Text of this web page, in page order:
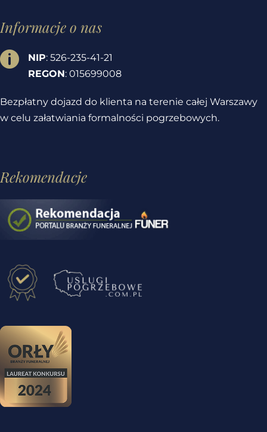
Informacje o nas

NIP: 526-235-41-21
REGON: 015699008
Bezpłatny dojazd do klienta na terenie całej Warszawy
w celu załatwiania formalności pogrzebowych.
Rekomendacje